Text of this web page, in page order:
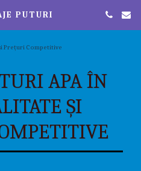
PUTURI
Prețuri Competitive
APA ÎN
ȘI